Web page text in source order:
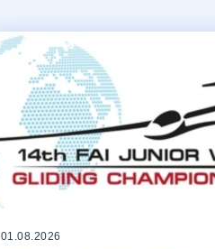
01.08.2026